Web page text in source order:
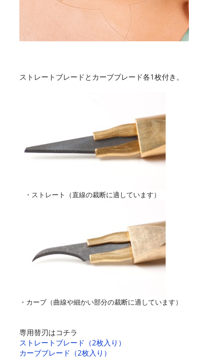
ストレートブレードとカーブブレード各1枚付き。
・ストレート（直線の裁断に適しています）
・カーブ（曲線や細かい部分の裁断に適しています）
専用替刃はコチラ
ストレートブレード（2枚入り）
カーブブレード（2枚入り）